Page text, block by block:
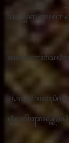
- Tri Agus
Kepala
Disbud DIY